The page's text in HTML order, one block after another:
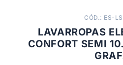
CÓD.: ES-
LAVARROPAS
CONFORT SEMI